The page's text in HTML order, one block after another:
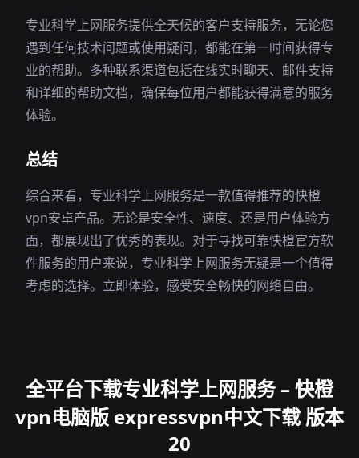
专业科学上网服务提供全天候的客户支持服务，无论您
遇到任何技术问题或使用疑问，都能在第一时间获得专
业的帮助。多种联系渠道包括在线实时聊天、邮件支持
和详细的帮助文档，确保每位用户都能获得满意的服务
体验。
总结
综合来看，专业科学上网服务是一款值得推荐的快橙
vpn安卓产品。无论是安全性、速度、还是用户体验方
面，都展现出了优秀的表现。对于寻找可靠快橙官方软
件服务的用户来说，专业科学上网服务无疑是一个值得
考虑的选择。立即体验，感受安全畅快的网络自由。
全平台下载专业科学上网服务 – 快橙
vpn电脑版 expressvpn中文下载 版本
20